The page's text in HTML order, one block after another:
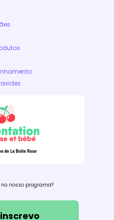
nosso programa?